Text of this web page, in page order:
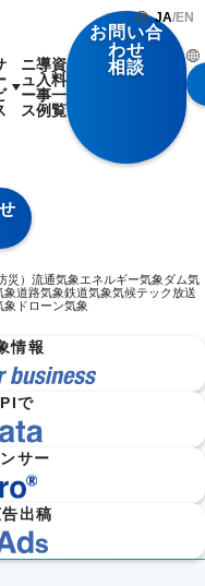
ニ
ュ
ー
ス
導
入
事
例
資
料
一
覧
お問い合
わせ
相談
災） 流通気象エネルギー気象ダム気
象道路気象鉄道気象気候テック放送
象 ドローン気象
情報
で
サー
出稿
JA/EN